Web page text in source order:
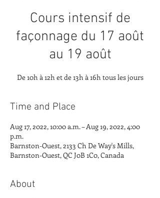
Cours intensif de
façonnage du 17 août
au 19 août
De 10h à 12h et de 13h à 16h tous les jours
Time and Place
Aug 17, 2022, 10:00 a.m. – Aug 19, 2022, 4:00
p.m.
Barnston-Ouest, 2133 Ch De Way's Mills,
Barnston-Ouest, QC J0B 1C0, Canada
About